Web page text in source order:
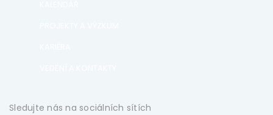
Sledujte nás na sociálních sítích